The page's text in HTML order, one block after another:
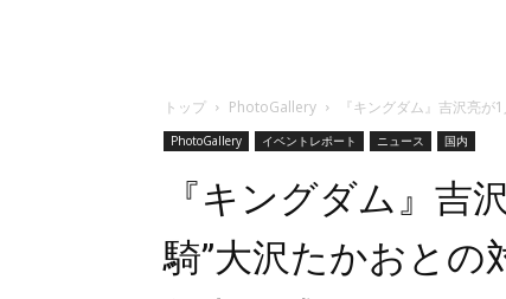
トップ PhotoGallery 『キングダム』吉沢亮が
PhotoGallery イベントレポート ニュース 国内
『キングダム』吉
騎”大沢たかおとの